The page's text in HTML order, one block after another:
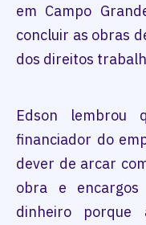
em Campo
concluir as obras
dos direitos
Edson
financiador do
dever de arcar
obra e
dinheiro porque